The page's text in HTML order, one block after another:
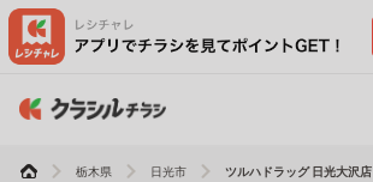
栃木県 日光市 ツルハドラッグ 日光大沢店